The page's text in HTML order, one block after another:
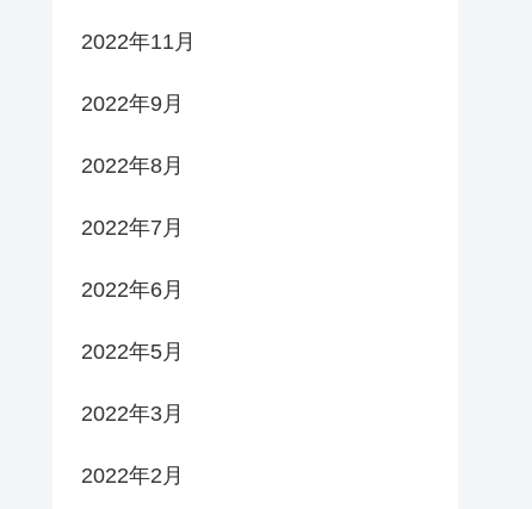
2022年11月
2022年9月
2022年8月
2022年7月
2022年6月
2022年5月
2022年3月
2022年2月